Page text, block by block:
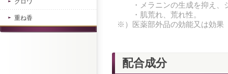
・メラニンの生成を抑え、
・肌荒れ、荒れ性。
※）医薬部外品の効能又は効果
配合成分
クロワ
重ね香